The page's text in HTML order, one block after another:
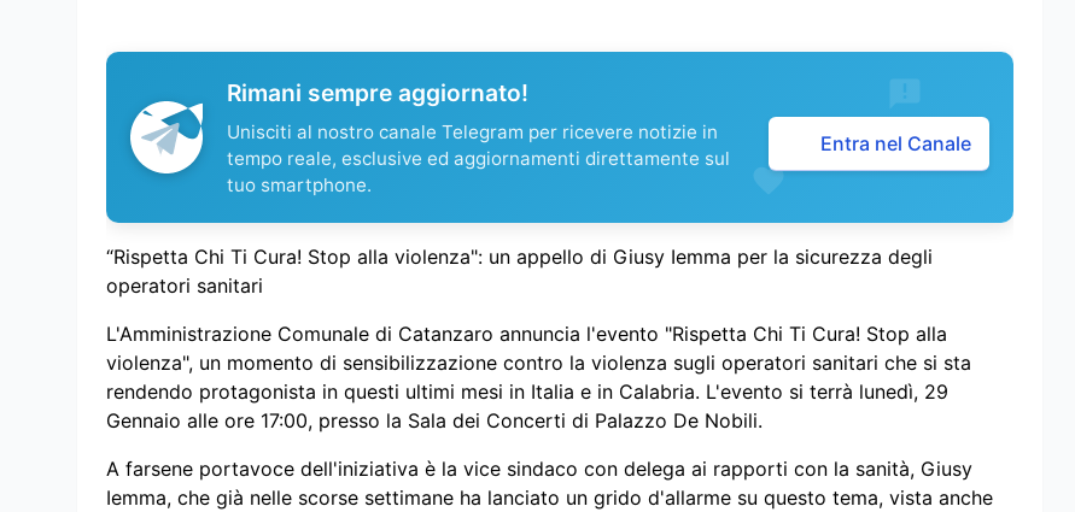
Rimani sempre aggiornato!
Unisciti al nostro canale Telegram per ricevere notizie in
tempo reale, esclusive ed aggiornamenti direttamente sul
tuo smartphone.
Entra nel Canale
“Rispetta Chi Ti Cura! Stop alla violenza": un appello di Giusy Iemma per la sicurezza degli
operatori sanitari
L'Amministrazione Comunale di Catanzaro annuncia l'evento "Rispetta Chi Ti Cura! Stop alla
violenza", un momento di sensibilizzazione contro la violenza sugli operatori sanitari che si sta
rendendo protagonista in questi ultimi mesi in Italia e in Calabria. L'evento si terrà lunedì, 29
Gennaio alle ore 17:00, presso la Sala dei Concerti di Palazzo De Nobili.
A farsene portavoce dell'iniziativa è la vice sindaco con delega ai rapporti con la sanità, Giusy
Iemma, che già nelle scorse settimane ha lanciato un grido d'allarme su questo tema, vista anche